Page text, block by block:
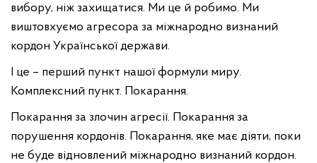
вибору, ніж захищатися. Ми це й робимо. Ми
виштовхуємо агресора за міжнародно визнаний
кордон Української держави.
І це – перший пункт нашої формули миру.
Комплексний пункт. Покарання.
Покарання за злочин агресії. Покарання за
порушення кордонів. Покарання, яке має діяти, поки
не буде відновлений міжнародно визнаний кордон.